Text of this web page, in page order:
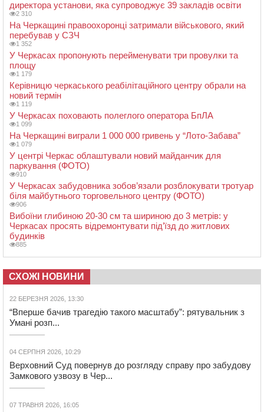
директора установи, яка супроводжує 39 закладів освіти
2 310
На Черкащині правоохоронці затримали військового, який
перебував у СЗЧ
1 352
У Черкасах пропонують перейменувати три провулки та
площу
1 179
Керівницю черкаського реабілітаційного центру обрали на
новий термін
1 119
У Черкасах поховають полеглого оператора БпЛА
1 099
На Черкащині виграли 1 000 000 гривень у “Лото-Забава”
1 079
У центрі Черкас облаштували новий майданчик для
паркування (ФОТО)
910
У Черкасах забудовника зобов’язали розблокувати тротуар
біля майбутнього торговельного центру (ФОТО)
906
Вибоїни глибиною 20-30 см та шириною до 3 метрів: у
Черкасах просять відремонтувати під’їзд до житлових
будинків
885
СХОЖІ НОВИНИ
22 БЕРЕЗНЯ 2026, 13:30
“Вперше бачив трагедію такого масштабу”: рятувальник з
Умані розп...
04 СЕРПНЯ 2026, 10:29
Верховний Суд повернув до розгляду справу про забудову
Замкового узвозу в Чер...
07 ТРАВНЯ 2026, 16:05